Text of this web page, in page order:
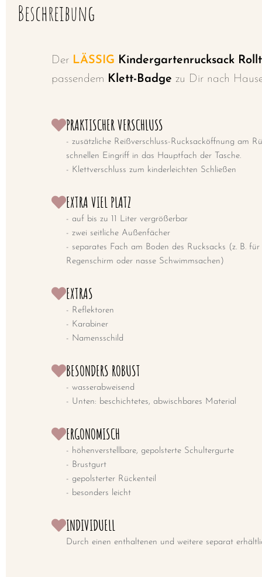
Beschreibung
Der LÄSSIG Kindergartenrucksack
passendem Klett-Badge zu Dir nach
PRAKTISCHER VERSCHLUSS
- zusätzliche Reißverschluss-Rucksacköffnung am
schnellen Eingriff in das Hauptfach der Tasche.
- Klettverschluss zum kinderleichten Schließen
EXTRA VIEL PLATZ
- auf bis zu 11 Liter vergrößerbar
- zwei seitliche Außenfächer
- separates Fach am Boden des Rucksacks (z. B.
Regenschirm oder nasse Schwimmsachen)
EXTRAS
- Reflektoren
- Karabiner
- Namensschild
BESONDERS ROBUST
- wasserabweisend
- Unten: beschichtetes, abwischbares Material
ERGONOMISCH
- höhenverstellbare, gepolsterte Schultergurte
- Brustgurt
- gepolsterter Rückenteil
- besonders leicht
INDIVIDUELL
Durch einen enthaltenen und weitere separat